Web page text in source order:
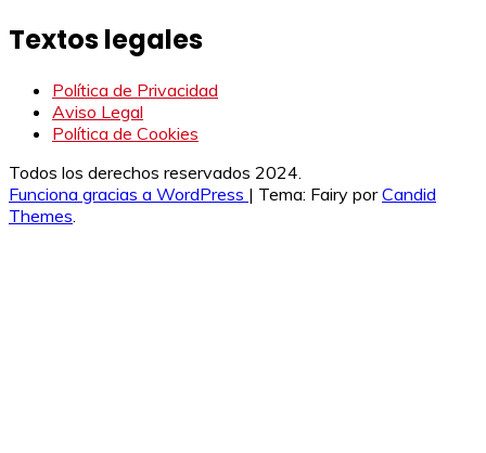
Textos legales
Política de Privacidad
Aviso Legal
Política de Cookies
Todos los derechos reservados 2024.
Funciona gracias a WordPress | Tema: Fairy porCandid
Themes.